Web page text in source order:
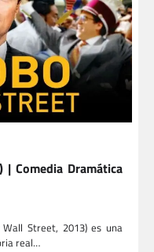
Comedia Dramática
Street, 2013) es una
real…